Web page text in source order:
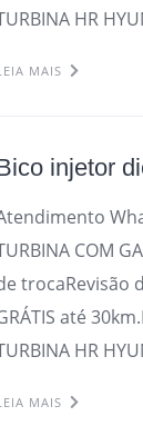
HR
MAIS
injetor
COM
trocaRevisão
até
HR
MAIS